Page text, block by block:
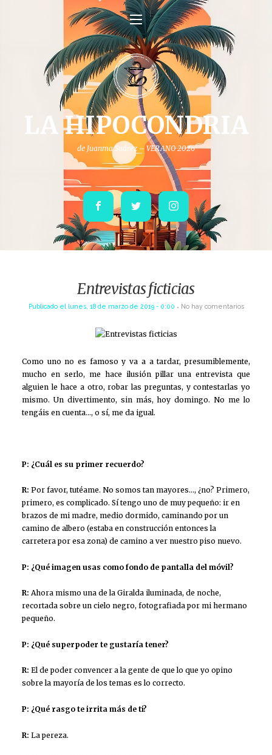
LA HIPOCONDRIA
de Juanma Suárez – VERANO 2026
Facebook Twitter Instagram
Entrevistas ficticias
Publicado el lunes, 18 de marzo de 2019 - 0:00 No hay comentarios
Como uno no es famoso y va a a tardar, presumiblemente,
mucho en serlo, me hace ilusión pillar una entrevista que
alguien le hace a otro, robar las preguntas, y contestarlas yo
mismo. Un divertimento, sin más, hoy domingo. No me lo
tengáis en cuenta…, o sí, me da igual.
P: ¿Cuál es su primer recuerdo?
R: Por favor, tutéame. No somos tan mayores…, ¿no? Primero,
primero, es complicado. Sí tengo uno de muy pequeño: ir en
brazos de mi madre, medio dormido, caminando por un
camino de albero (estaba en construcción entonces la
carretera por esa zona) de camino a ver nuestro piso nuevo.
P: ¿Qué imagen usas como fondo de pantalla del móvil?
R: Ahora mismo una de la Giralda iluminada, de noche,
recortada sobre un cielo negro, fotografiada por mi hermano
pequeño.
P: ¿Qué superpoder te gustaría tener?
R: El de poder convencer a la gente de que lo que yo opino
sobre la mayoría de los temas es lo correcto.
P: ¿Qué rasgo te irrita más de ti?
R: La pereza.